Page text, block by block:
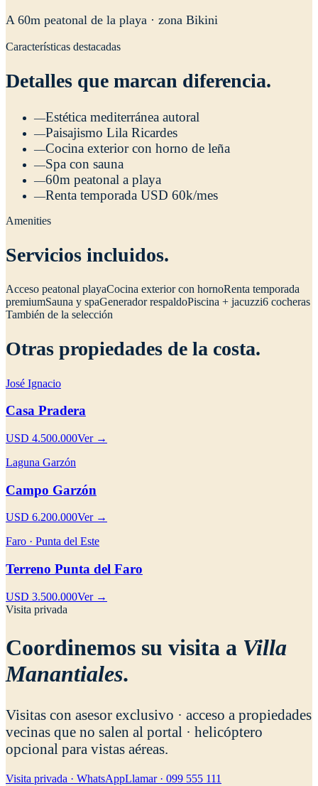
A 60m peatonal de la playa · zona Bikini
Características destacadas
Detalles que marcan diferencia.
—Estética mediterránea autoral
—Paisajismo Lila Ricardes
—Cocina exterior con horno de leña
—Spa con sauna
—60m peatonal a playa
—Renta temporada USD 60k/mes
Amenities
Servicios incluidos.
Acceso peatonal playaCocina exterior con hornoRenta temporada
premiumSauna y spaGenerador respaldoPiscina + jacuzzi6 cocheras
También de la selección
Otras propiedades de la costa.
José Ignacio
Casa Pradera
USD 4.500.000Ver →
Laguna Garzón
Campo Garzón
USD 6.200.000Ver →
Faro · Punta del Este
Terreno Punta del Faro
USD 3.500.000Ver →
Visita privada
Coordinemos su visita a Villa
Manantiales.
Visitas con asesor exclusivo · acceso a propiedades
vecinas que no salen al portal · helicóptero
opcional para vistas aéreas.
Visita privada · WhatsAppLlamar · 099 555 111